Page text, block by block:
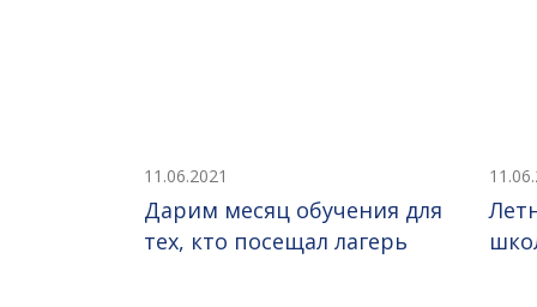
11.06.2021
Дарим месяц обучения для
тех, кто посещал лагерь